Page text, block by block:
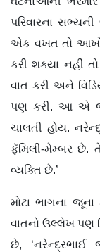
પરિવારના
એક વખત તો આખો
કરી શક્યા નહીં
વાત કરી અને
પણ કરી. આ એ જ
ચાલતી હોય.
ફૅમિલી-મેમ્બર છે.
વ્યક્તિ છે.’
મોટા ભાગના
વાતનો ઉલ્લેખ પણ
છે, ‘નરેન્દ્રભાઈ